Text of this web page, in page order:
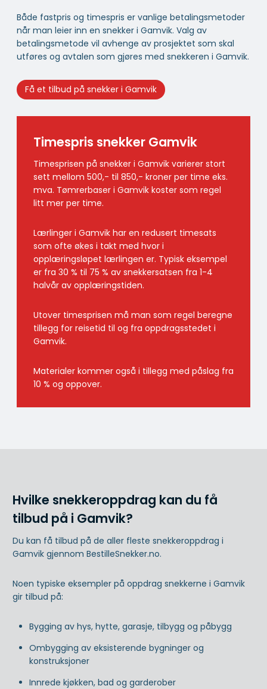
Både fastpris og timespris er vanlige betalingsmetoder
når man leier inn en snekker i Gamvik. Valg av
betalingsmetode vil avhenge av prosjektet som skal
utføres og avtalen som gjøres med snekkeren i Gamvik.
Få et tilbud på snekker i Gamvik
Timespris snekker Gamvik
Timesprisen på snekker i Gamvik varierer stort
sett mellom 500,- til 850,- kroner per time eks.
mva. Tømrerbaser i Gamvik koster som regel
litt mer per time.
Lærlinger i Gamvik har en redusert timesats
som ofte økes i takt med hvor i
opplæringsløpet lærlingen er. Typisk eksempel
er fra 30 % til 75 % av snekkersatsen fra 1-4
halvår av opplæringstiden.
Utover timesprisen må man som regel beregne
tillegg for reisetid til og fra oppdragsstedet i
Gamvik.
Materialer kommer også i tillegg med påslag fra
10 % og oppover.
Hvilke snekkeroppdrag kan du få
tilbud på i Gamvik?
Du kan få tilbud på de aller fleste snekkeroppdrag i
Gamvik gjennom BestilleSnekker.no.
Noen typiske eksempler på oppdrag snekkerne i Gamvik
gir tilbud på:
Bygging av hys, hytte, garasje, tilbygg og påbygg
Ombygging av eksisterende bygninger og
konstruksjoner
Innrede kjøkken, bad og garderober